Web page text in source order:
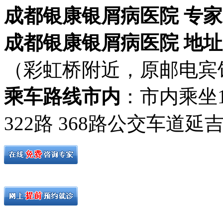
成都银康银屑病医院 专
成都银康银屑病医院 地址
（彩虹桥附近，原邮电
乘车路线市内 ：市内乘
322路 368路公交车道延